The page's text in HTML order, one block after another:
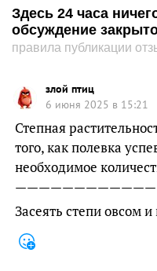
Здесь 24 часа
обсуждение
правила публикации
злой птиц
6 июня 2025 в 15:21
Степная
того, как полевка
необходимое
Засеять степи овсом и